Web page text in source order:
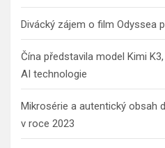
Divácký zájem o film Odyssea
Čína představila model Kimi
AI technologie
Mikrosérie a autentický obsah
v roce 2023